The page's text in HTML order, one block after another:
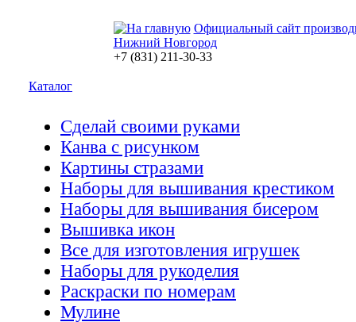
Официальный сайт
Нижний Новгород
+7 (831) 211-30-33
Каталог
Сделай своими руками
Канва с рисунком
Картины стразами
Наборы для вышивания крестиком
Наборы для вышивания бисером
Вышивка икон
Все для изготовления игрушек
Наборы для рукоделия
Раскраски по номерам
Мулине